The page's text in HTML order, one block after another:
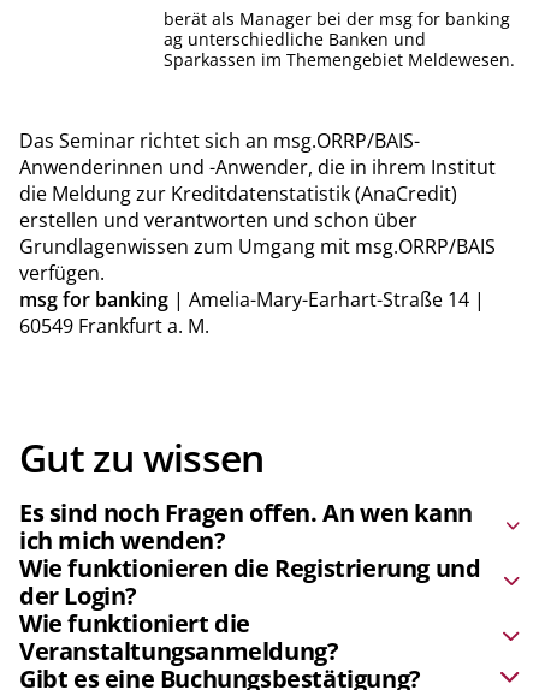
berät als Manager bei der msg for banking
ag unterschiedliche Banken und
Sparkassen im Themengebiet Meldewesen.
Das Seminar richtet sich an msg.ORRP/BAIS-
Anwenderinnen und -Anwender, die in ihrem Institut
die Meldung zur Kreditdatenstatistik (AnaCredit)
erstellen und verantworten und schon über
Grundlagenwissen zum Umgang mit msg.ORRP/BAIS
verfügen.
msg for banking | Amelia-Mary-Earhart-Straße 14 |
60549 Frankfurt a. M.
Gut zu wissen
Es sind noch Fragen offen. An wen kann
ich mich wenden?
Bei Fragen zu unserem Veranstaltungsangebot stehen
wir Ihnen gerne zur Verfügung. Rufen Sie einfach an
oder schreiben Sie eine E-Mail. Wir freuen uns auf den
Austausch mit Ihnen. Isabel Menrath
banking@msg.group+49 (0) 172 947 47 33
Wie funktionieren die Registrierung und
der Login?
Bei derRegistrierung auf Banking.Vision
die Technologie des „Magic Links“. Das heißt, Sie füllen
das Registrierungsformular aus (wir benötigen nur
Wie funktioniert die
Veranstaltungsanmeldung?
Sie sind bereits registrierter User aufBanking.Vision
?
Gibt es eine Buchungsbestätigung?